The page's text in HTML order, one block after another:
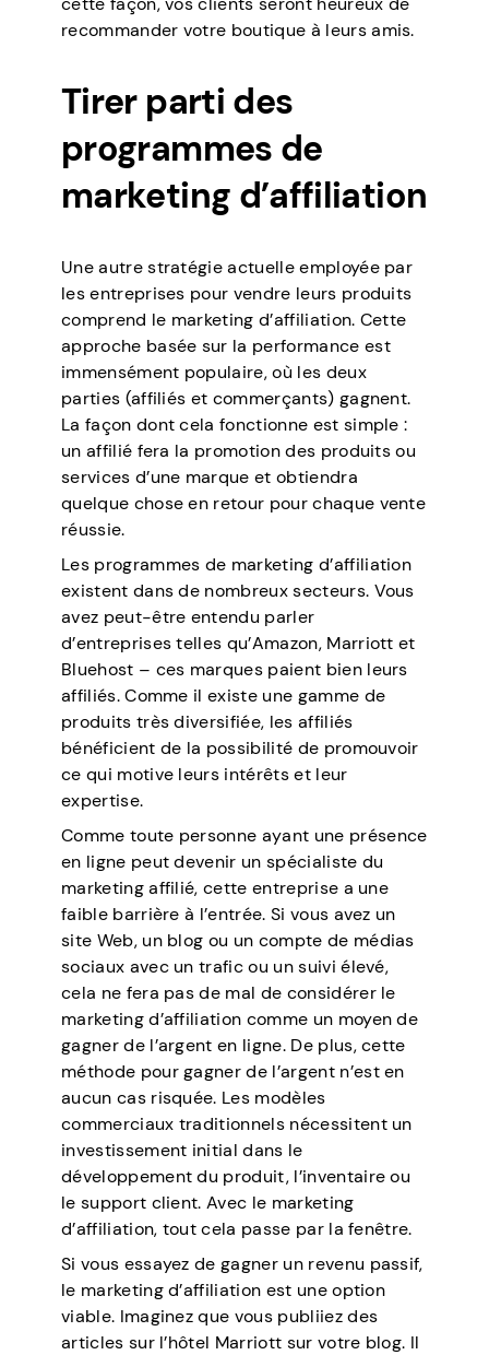
recommander votre boutique à leurs amis.
Tirer parti des
programmes de
marketing d’affiliation
Une autre stratégie actuelle employée par
les entreprises pour vendre leurs produits
comprend le marketing d’affiliation. Cette
approche basée sur la performance est
immensément populaire, où les deux
parties (affiliés et commerçants) gagnent.
La façon dont cela fonctionne est simple :
un affilié fera la promotion des produits ou
services d’une marque et obtiendra
quelque chose en retour pour chaque vente
réussie.
Les programmes de marketing d’affiliation
existent dans de nombreux secteurs. Vous
avez peut-être entendu parler
d’entreprises telles qu’Amazon, Marriott et
Bluehost – ces marques paient bien leurs
affiliés. Comme il existe une gamme de
produits très diversifiée, les affiliés
bénéficient de la possibilité de promouvoir
ce qui motive leurs intérêts et leur
expertise.
Comme toute personne ayant une présence
en ligne peut devenir un spécialiste du
marketing affilié, cette entreprise a une
faible barrière à l’entrée. Si vous avez un
site Web, un blog ou un compte de médias
sociaux avec un trafic ou un suivi élevé,
cela ne fera pas de mal de considérer le
marketing d’affiliation comme un moyen de
gagner de l’argent en ligne. De plus, cette
méthode pour gagner de l’argent n’est en
aucun cas risquée. Les modèles
commerciaux traditionnels nécessitent un
investissement initial dans le
développement du produit, l’inventaire ou
le support client. Avec le marketing
d’affiliation, tout cela passe par la fenêtre.
Si vous essayez de gagner un revenu passif,
le marketing d’affiliation est une option
viable. Imaginez que vous publiiez des
articles sur l’hôtel Marriott sur votre blog. Il